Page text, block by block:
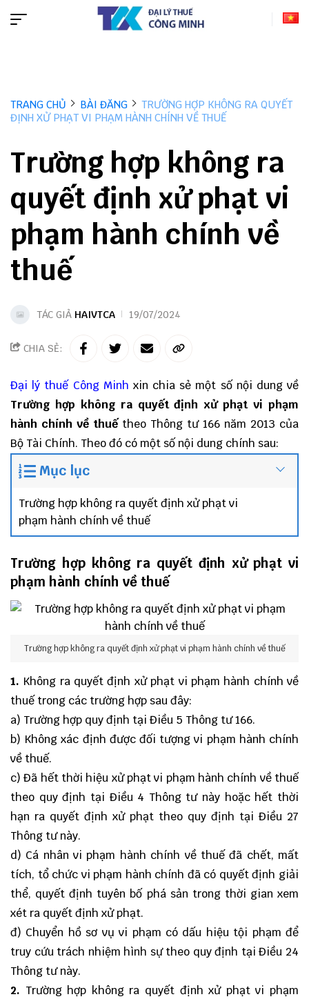
TRANG CHỦ BÀI ĐĂNG
TRƯỜNG HỢP KHÔNG RA QUYẾT
ĐỊNH XỬ PHẠT VI PHẠM HÀNH CHÍNH VỀ THUẾ
Trường hợp không ra
quyết định xử phạt vi
phạm hành chính về
thuế
TÁC GIẢ HAIVTCA 19/07/2024
CHIA SẺ:
Đại lý thuế Công Minh xin chia sẻ một số nội dung về
Trường hợp không ra quyết định xử phạt vi phạm
hành chính về thuế theo Thông tư 166 năm 2013 của
Bộ Tài Chính. Theo đó có một số nội dung chính sau:
Mục lục
Trường hợp không ra quyết định xử phạt vi
phạm hành chính về thuế
Trường hợp không ra quyết định xử phạt vi
phạm hành chính về thuế
Trường hợp không ra quyết định xử phạt vi phạm hành chính về thuế
1. Không ra quyết định xử phạt vi phạm hành chính về
thuế trong các trường hợp sau đây:
a) Trường hợp quy định tại Điều 5 Thông tư 166.
b) Không xác định được đối tượng vi phạm hành chính
về thuế.
c) Đã hết thời hiệu xử phạt vi phạm hành chính về thuế
theo quy định tại Điều 4 Thông tư này hoặc hết thời
hạn ra quyết định xử phạt theo quy định tại Điều 27
Thông tư này.
d) Cá nhân vi phạm hành chính về thuế đã chết, mất
tích, tổ chức vi phạm hành chính đã có quyết định giải
thể, quyết định tuyên bố phá sản trong thời gian xem
xét ra quyết định xử phạt.
đ) Chuyển hồ sơ vụ vi phạm có dấu hiệu tội phạm để
truy cứu trách nhiệm hình sự theo quy định tại Điều 24
Thông tư này.
2. Trường hợp không ra quyết định xử phạt vi phạm